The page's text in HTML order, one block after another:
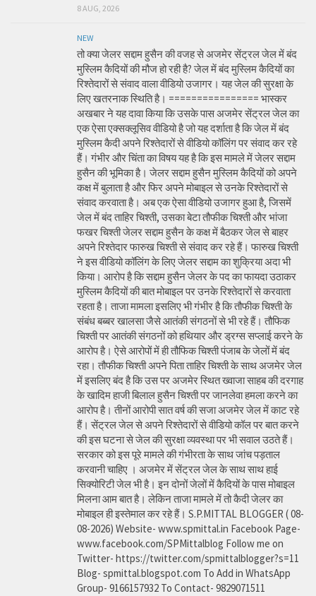
8 AUG, 2026
NEW
तो क्या जेलर सद्दाम हुसैन की वजह से अजमेर सेंट्रल जेल में बंद
मुस्लिम कैदियों की मौज हो रही है? जेल में बंद मुस्लिम कैदियों का
रिश्तेदारों से संवाद वाला वीडियो उजागर। यह जेल की सुरक्षा के
लिए खतरनाक स्थिति है। ================ भास्कर
अखबार ने यह दावा किया कि उसके पास अजमेर सेंट्रल जेल का
एक ऐसा एक्सक्लूसिव वीडियो है जो यह दर्शाता है कि जेल में बंद
मुस्लिम कैदी अपने रिश्तेदारों से वीडियो कॉलिंग पर संवाद कर रहे
हैं। गंभीर और चिंता का विषय यह है कि इस मामले में जेलर सद्दाम
हुसैन की भूमिका है। जेलर सद्दाम हुसैन मुस्लिम कैदियों को अपने
कक्ष में बुलाता है और फिर अपने मोबाइल से उनके रिश्तेदारों से
संवाद करवाता है। अब एक ऐसा वीडियो उजागर हुआ है, जिसमें
जेल में बंद ताहिर चिश्ती, उसका बेटा तौफीक चिश्ती और भांजा
फखर चिश्ती जेलर सद्दाम हुसैन के कक्ष में बैठकर जेल से बाहर
अपने रिश्तेदार फारुख चिश्ती से संवाद कर रहे हैं। फारुख चिश्ती
ने इस वीडियो कॉलिंग के लिए जेलर सद्दाम का शुक्रिया अदा भी
किया। आरोप है कि सद्दाम हुसैन जेलर के पद का फायदा उठाकर
मुस्लिम कैदियों की बात मोबाइल पर उनके रिश्तेदारों से करवाता
रहता है। ताजा मामला इसलिए भी गंभीर है कि तौफीक चिश्ती के
संबंध बब्बर खालसा जैसे आतंकी संगठनों से भी रहे हैं। तौफिक
चिश्ती पर आतंकी संगठनों को हथियार और ड्रग्स सप्लाई करने के
आरोप है। ऐसे आरोपों में ही तौफिक चिश्ती पंजाब के जेलों में बंद
रहा। तौफीक चिश्ती अपने पिता ताहिर चिश्ती के साथ अजमेर जेल
में इसलिए बंद है कि उस पर अजमेर स्थित ख्वाजा साहब की दरगाह
के खादिम हाजी बिलाल हुसैन चिश्ती पर जानलेवा हमला करने का
आरोप है। तीनों आरोपी सात वर्ष की सजा अजमेर जेल में काट रहे
हैं। सेंट्रल जेल से अपने रिश्तेदारों से वीडियो कॉल पर बात करने
की इस घटना से जेल की सुरक्षा व्यवस्था पर भी सवाल उठते हैं।
सरकार को इस पूरे मामले की गंभीरता के साथ जांच पड़ताल
करवानी चाहिए । अजमेर में सेंट्रल जेल के साथ साथ हाई
सिक्योरिटी जेल भी है। इन दोनों जेलों में कैदियों के पास मोबाइल
मिलना आम बात है। लेकिन ताजा मामले में तो कैदी जेलर का
मोबाइल ही इस्तेमाल कर रहे हैं। S.P.MITTAL BLOGGER ( 08-
08-2026) Website- www.spmittal.in Facebook Page-
www.facebook.com/SPMittalblog Follow me on
Twitter- https://twitter.com/spmittalblogger?s=11
Blog- spmittal.blogspot.com To Add in WhatsApp
Group- 9166157932 To Contact- 9829071511